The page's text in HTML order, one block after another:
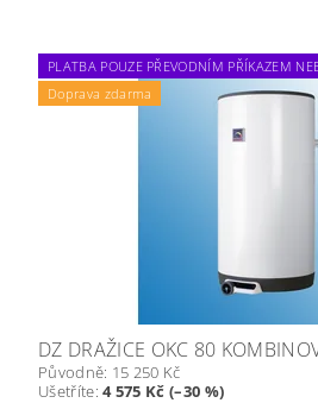
PLATBA POUZE PŘEVODNÍM PŘÍKAZEM
Doprava zdarma
DZ DRAŽICE OKC 80
Původně: 15 250 Kč
Ušetříte:4 575 Kč (–30 %)